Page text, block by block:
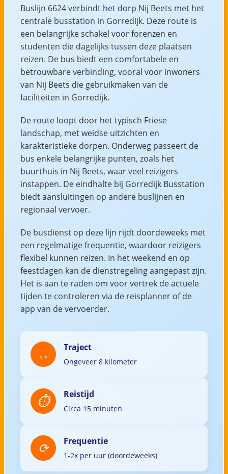
Buslijn 6624 verbindt het dorp Nij Beets met het
centrale busstation in Gorredijk. Deze route is
een belangrijke schakel voor forenzen en
studenten die dagelijks tussen deze plaatsen
reizen. De bus biedt een comfortabele en
betrouwbare verbinding, vooral voor inwoners
van Nij Beets die gebruikmaken van de
faciliteiten in Gorredijk.
De route loopt door het typisch Friese
landschap, met weidse uitzichten en
karakteristieke dorpen. Onderweg passeert de
bus enkele belangrijke punten, zoals het
buurthuis in Nij Beets, waar veel reizigers
instappen. De eindhalte bij Gorredijk Busstation
biedt aansluitingen op andere buslijnen en
regionaal vervoer.
De busdienst op deze lijn rijdt doordeweeks met
een regelmatige frequentie, waardoor reizigers
flexibel kunnen reizen. In het weekend en op
feestdagen kan de dienstregeling aangepast zijn.
Het is aan te raden om voor vertrek de actuele
tijden te controleren via de reisplanner of de
app van de vervoerder.
Traject
Ongeveer 8 kilometer
Reistijd
Circa 15 minuten
Frequentie
1-2x per uur (doordeweeks)